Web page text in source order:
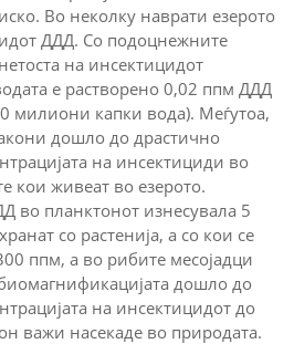
Во неколку наврати езерото
ДДД. Со подоцнежните
на инсектицидот
е растворено 0,02 ппм ДДД
милиони капки вода). Меѓутоа,
дошло до драстично
на инсектициди во
кои живеат во езерото.
во планктонот изнесувала 5
со растенија, а со кои се
ппм, а во рибите месојадци
дошло до
на инсектицидот до
важи насекаде во природата.